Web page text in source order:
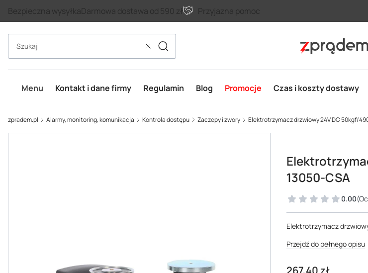
Bezpieczna wysyłkaDarmowa dostawa od 590 zł Przyjazna pomoc
WyczyśćSzukaj
Menu Kontakt i dane firmy Regulamin Blog Promocje Czas i koszty dostawy
zpradem.pl Alarmy, monitoring, komunikacja Kontrola dostępu Zaczepy i zwory Elektrotrzymacz drzwiowy 24V DC 50kgf/
13050-CSA
0.00
Elektrotrzymacz
Przejdź do pełnego opisu
Cena
267,40 zł